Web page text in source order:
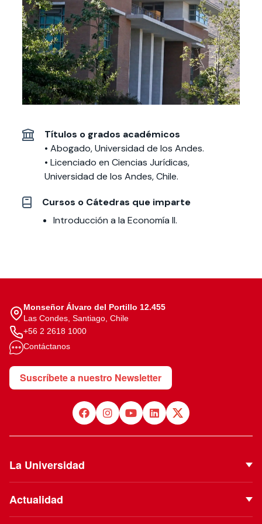
cursos
Especialidades y
estadías
Te puede
interesar:
International
students
Facultades
interesar:
2025
vinculación con la
sociedad
Extensión Cultural
Te puede interesar:Filantropía y Donaciones
intercambio
Servicios y apoyos
Te puede
interesar:
Explora el campus
Uandes
Noticias
estudiantiles
Títulos o grados académicos
• Abogado, Universidad de los Andes.
• Licenciado en Ciencias Jurídicas,
Universidad de los Andes, Chile.
Cursos o Cátedras que imparte
Introducción a la Economía II.
Monseñor Álvaro del Portillo 12.455
Las Condes, Santiago, Chile
+56 2 2618 1000
Contáctanos
Suscríbete a nuestro Newsletter
La Universidad
Actualidad